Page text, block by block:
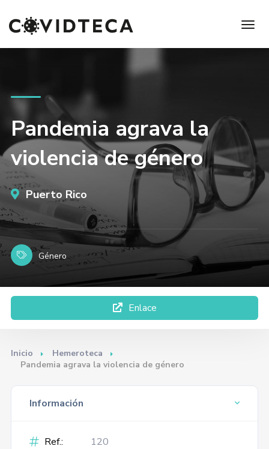
Pandemia agrava la
violencia de género
Puerto Rico
Género
Enlace
Inicio
Hemeroteca
Pandemia agrava la violencia de género
Información
Ref.: 120